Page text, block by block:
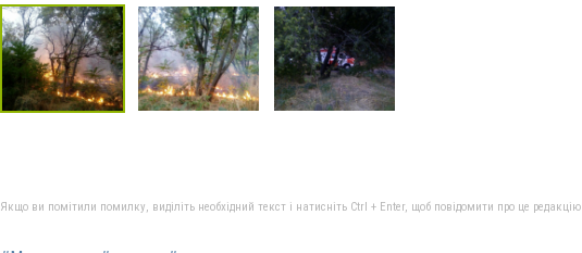
Якщо ви помітили помилку, виділіть необхідний текст і натисніть Ctrl + Enter, щоб повідомити про це редакцію